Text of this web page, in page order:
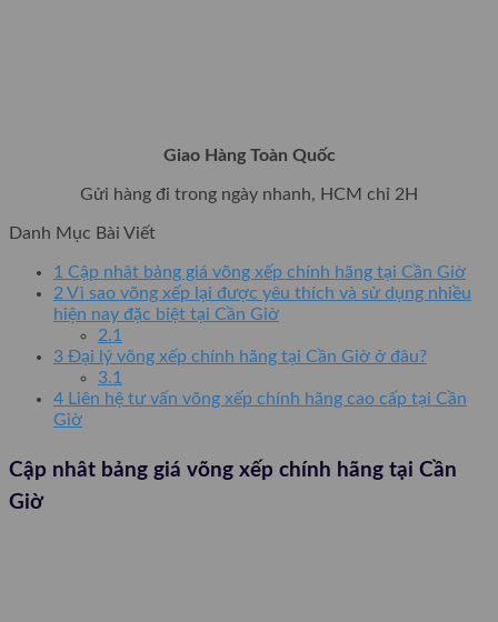
Giao Hàng Toàn Quốc
Gửi hàng đi trong ngày nhanh, HCM chỉ 2H
Danh Mục Bài Viết
1 Cập nhât bảng giá võng xếp chính hãng tại Cần Giờ
2 Vì sao võng xếp lại được yêu thích và sử dụng nhiều
hiện nay đặc biệt tại Cần Giờ
2.1
3 Đại lý võng xếp chính hãng tại Cần Giờ ở đâu?
3.1
4 Liên hệ tư vấn võng xếp chính hãng cao cấp tại Cần
Giờ
Cập nhât bảng giá võng xếp chính hãng tại Cần
Giờ